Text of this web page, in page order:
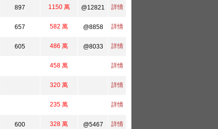
897 1150 萬 @12821 詳情
657 582 萬 @8858 詳情
605 486 萬 @8033 詳情
458 萬 詳情
320 萬 詳情
235 萬 詳情
600 328 萬 @5467 詳情